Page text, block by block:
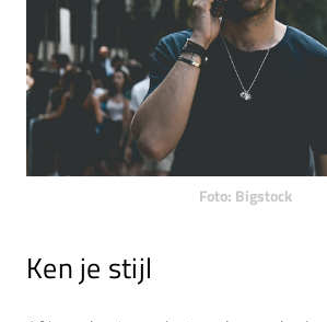
Foto: Bigstock
Ken je stijl